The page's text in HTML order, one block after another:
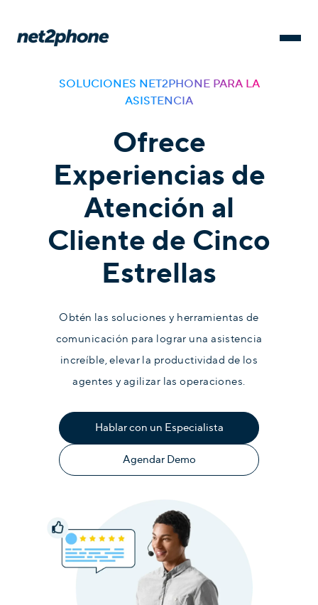
SOLUCIONES NET2PHONE PARA LA
ASISTENCIA
Ofrece
Experiencias de
Atención al
Cliente de Cinco
Estrellas
Obtén las soluciones y herramientas de
comunicación para lograr una asistencia
increíble, elevar la productividad de los
agentes y agilizar las operaciones.
Hablar con un Especialista
Agendar Demo